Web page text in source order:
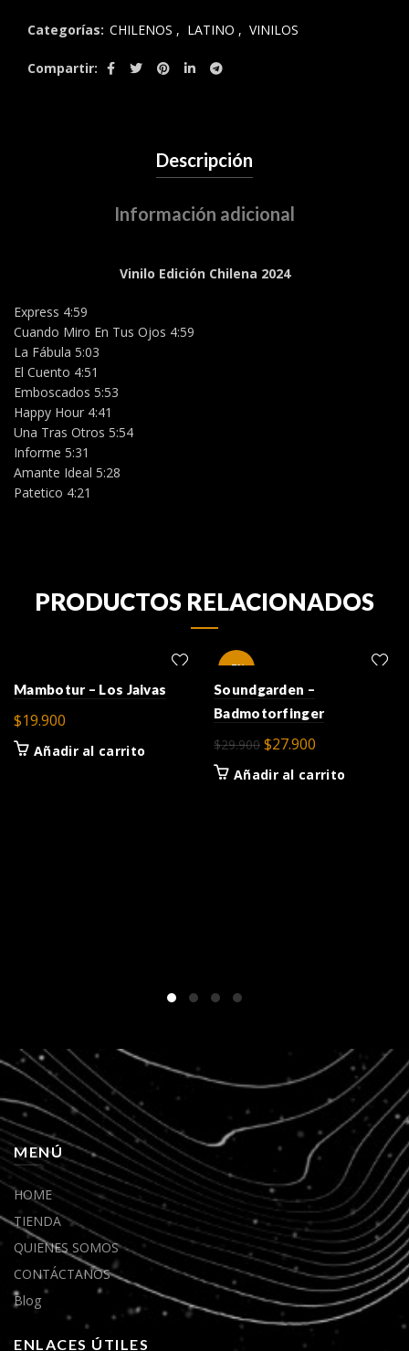
Categorías: CHILENOS , LATINO , VINILOS
Compartir
Descripción
Información adicional
Vinilo Edición Chilena 2024
Express 4:59
Cuando Miro En Tus Ojos 4:59
La Fábula 5:03
El Cuento 4:51
Emboscados 5:53
Happy Hour 4:41
Una Tras Otros 5:54
Informe 5:31
Amante Ideal 5:28
Patetico 4:21
PRODUCTOS RELACIONADOS
Mambotur – Los Jaivas
$19.900
Añadir al carrito
-7%
Soundgarden –
Badmotorfinger
$29.900 El
precio
$27.900
precio
Añadir al carrito
MENÚ
HOME
TIENDA
QUIENES SOMOS
CONTÁCTANOS
Blog
ENLACES ÚTILES